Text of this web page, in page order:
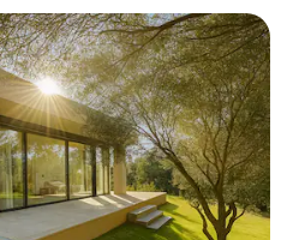
s oznakom „Odabrali gosti”